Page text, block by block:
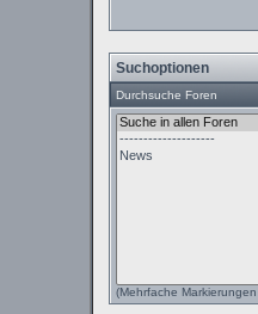
Suchoptionen
Durchsuche Foren
(Mehrfache